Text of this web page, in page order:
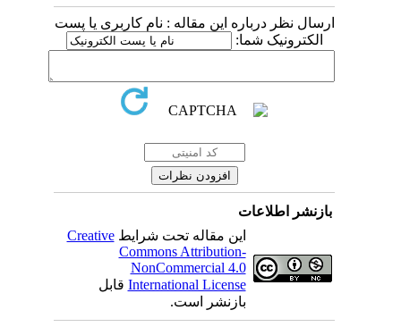
ارسال نظر درباره این مقاله : نام کاربری یا پست
الکترونیک شما:
بازنشر اطلاعات
این مقاله تحت شرایطCreative
Commons Attribution-
NonCommercial 4.0
International Licenseقابل
بازنشر است.